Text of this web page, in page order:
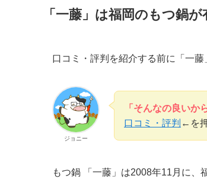
「一藤」は福岡のもつ鍋
口コミ・評判を紹介する前に「一
ジョニー
「そんなの良いか
口コミ・評判 ←を
もつ鍋 「一藤」は2008年11月に、